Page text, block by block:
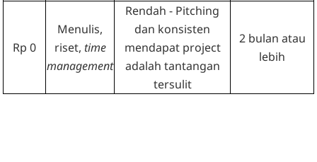
Rp 0
Menulis,
riset, time
management
Rendah - Pitching
dan konsisten
mendapat project
adalah tantangan
tersulit
2 bulan atau
lebih